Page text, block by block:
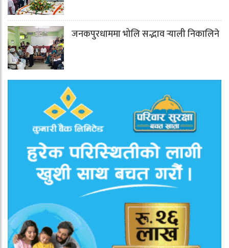
जनकपुरधाममा भोलि सद्भाव र्‍याली निकालिने